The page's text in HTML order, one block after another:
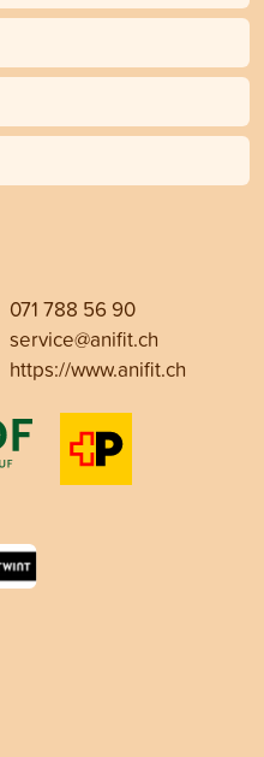
071 788 56 90
service@anifit.ch
https://www.anifit.ch